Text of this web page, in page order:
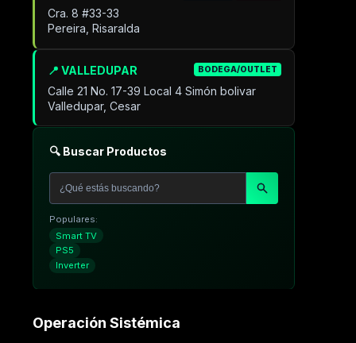
📍 VALLEDUPAR BODEGA/OUTLET
Calle 21 No. 17-39 Local 4 Simón bolivar
Valledupar, Cesar
Cra. 8 #33-33
Pereira, Risaralda
🔍 Buscar Productos
Populares:
Smart TV
PS5
Inverter
Operación Sistémica